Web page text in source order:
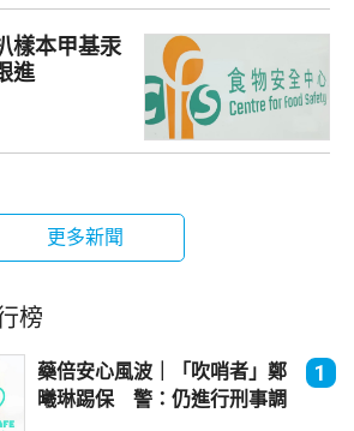
樣本甲基汞
進
更多新聞
榜
藥倍安心風波｜「吹哨者」鄭
曦琳踢保 警：仍進行刑事調
1